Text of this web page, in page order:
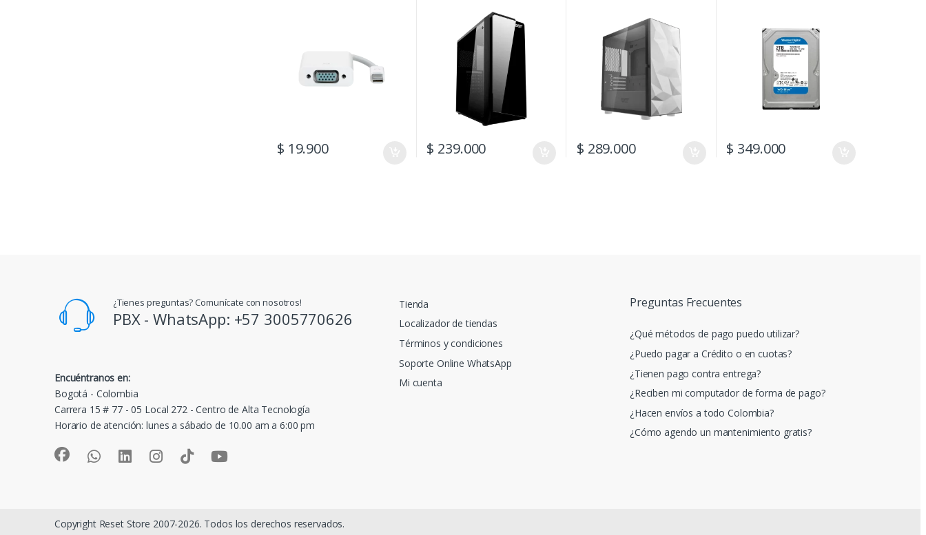
$ 19.900 $ 239.000 $ 289.000 $ 349.000
¿Tienes preguntas? Comunícate con nosotros!
PBX - WhatsApp: +57 3005770626
Encuéntranos en:
Bogotá - Colombia
Carrera 15 # 77 - 05 Local 272 - Centro de Alta Tecnología
Horario de atención: lunes a sábado de 10.00 am a 6:00 pm
Tienda
Localizador de tiendas
Términos y condiciones
Soporte Online WhatsApp
Mi cuenta
Preguntas Frecuentes
¿Qué métodos de pago puedo utilizar?
¿Puedo pagar a Crédito o en cuotas?
¿Tienen pago contra entrega?
¿Reciben mi computador de forma de pago?
¿Hacen envíos a todo Colombia?
¿Cómo agendo un mantenimiento gratis?
Copyright Reset Store 2007-2026. Todos los derechos reservados.